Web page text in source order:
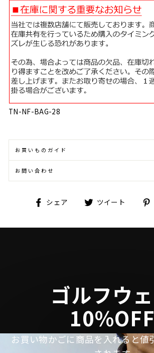
TN-NF-BAG-28
お買いものガイド
お問い合わせ
シェア
Facebookツイート
ゴルフウ
10%OFF
お買い物かごに商品を入れると値